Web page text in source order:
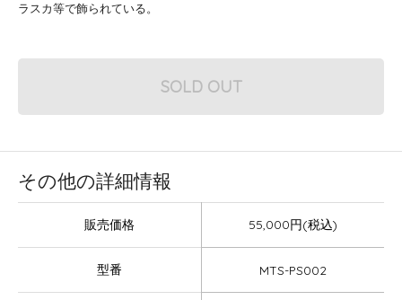
ラスカ等で飾られている。
SOLD OUT
その他の詳細情報
販売価格 55,000円(税込)
型番 MTS-PS002